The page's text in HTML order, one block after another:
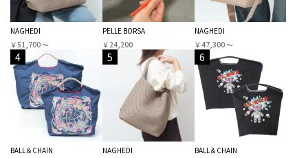
NAGHEDI
￥51,700 〜
PELLE BORSA
￥24,200
NAGHEDI
￥47,300 〜
4
BALL＆CHAIN
5
NAGHEDI
6
BALL＆CHAIN